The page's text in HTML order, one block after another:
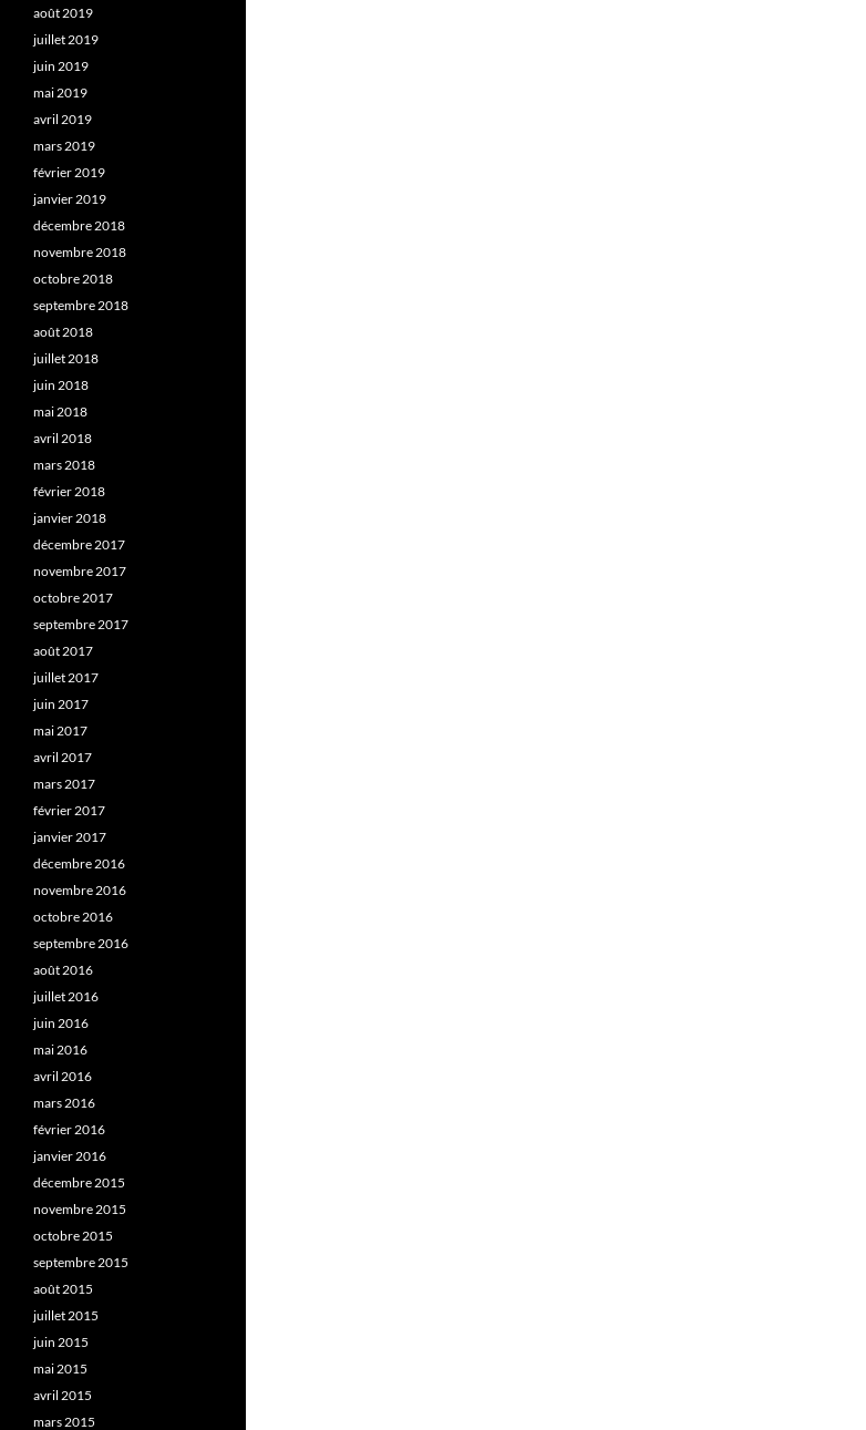
août 2019
juillet 2019
juin 2019
mai 2019
avril 2019
mars 2019
février 2019
janvier 2019
décembre 2018
novembre 2018
octobre 2018
septembre 2018
août 2018
juillet 2018
juin 2018
mai 2018
avril 2018
mars 2018
février 2018
janvier 2018
décembre 2017
novembre 2017
octobre 2017
septembre 2017
août 2017
juillet 2017
juin 2017
mai 2017
avril 2017
mars 2017
février 2017
janvier 2017
décembre 2016
novembre 2016
octobre 2016
septembre 2016
août 2016
juillet 2016
juin 2016
mai 2016
avril 2016
mars 2016
février 2016
janvier 2016
décembre 2015
novembre 2015
octobre 2015
septembre 2015
août 2015
juillet 2015
juin 2015
mai 2015
avril 2015
mars 2015